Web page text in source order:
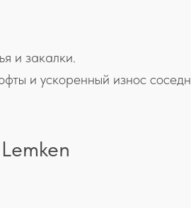
и закалки.
и ускоренный износ